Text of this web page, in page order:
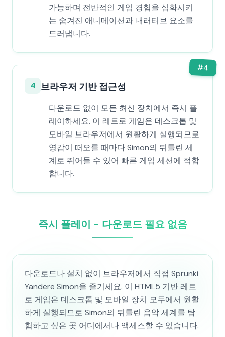
가능하며 전반적인 게임 경험을 심화시키
는 숨겨진 애니메이션과 내러티브 요소를
드러냅니다.
#4
4 브라우저 기반 접근성
다운로드 없이 모든 최신 장치에서 즉시 플
레이하세요. 이 레트로 게임은 데스크톱 및
모바일 브라우저에서 원활하게 실행되므로
영감이 떠오를 때마다 Simon의 뒤틀린 세
계로 뛰어들 수 있어 빠른 게임 세션에 적합
합니다.
즉시 플레이 - 다운로드 필요 없음
다운로드나 설치 없이 브라우저에서 직접 Sprunki
Yandere Simon을 즐기세요. 이 HTML5 기반 레트
로 게임은 데스크톱 및 모바일 장치 모두에서 원활
하게 실행되므로 Simon의 뒤틀린 음악 세계를 탐
험하고 싶은 곳 어디에서나 액세스할 수 있습니다.